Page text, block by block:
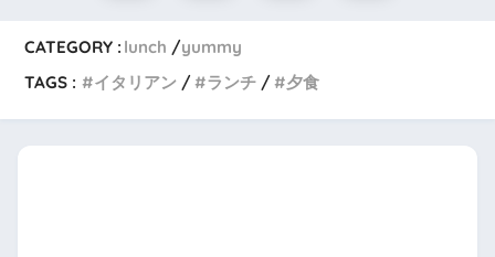
CATEGORY : lunch
yummy
TAGS :
イタリアン ランチ 夕食